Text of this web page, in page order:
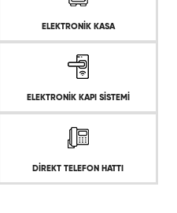
ELEKTRONİK KASA
ELEKTRONİK KAPI SİSTEMİ
DİREKT TELEFON HATTI